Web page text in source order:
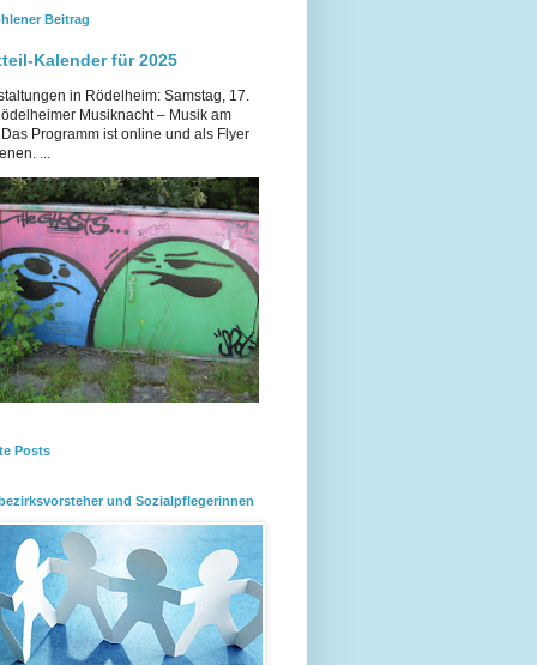
Beitrag
Kalender für 2025
in Rödelheim: Samstag, 17.
Musiknacht – Musik am
Das Programm ist online und als Flyer
...
Posts
und Sozialpflegerinnen